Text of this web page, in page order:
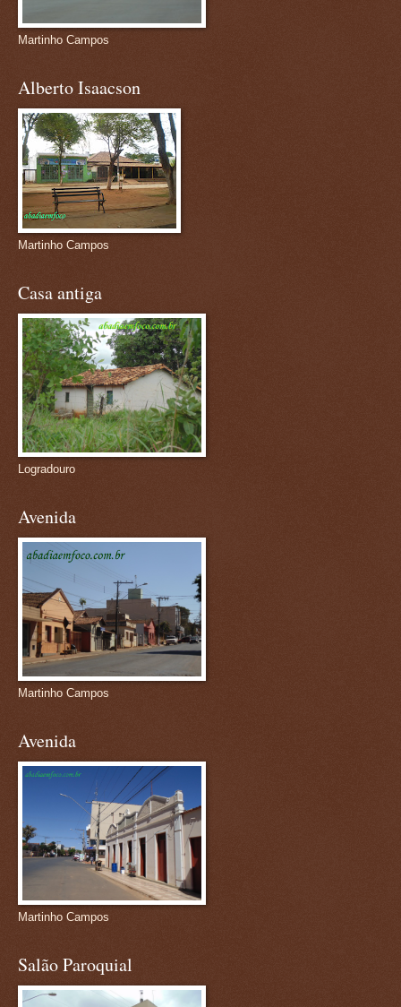
Martinho Campos
Alberto Isaacson
Martinho Campos
Casa antiga
Logradouro
Avenida
Martinho Campos
Avenida
Martinho Campos
Salão Paroquial